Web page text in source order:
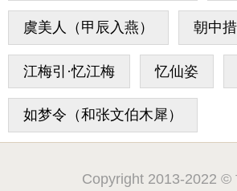
虞美人（甲辰入燕） 朝中措
江梅引·忆江梅 忆仙姿
如梦令（和张文伯木犀）
Copyright 2013-2022 ©